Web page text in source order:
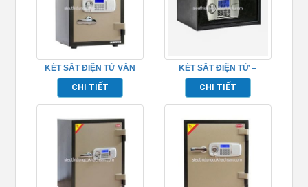
KÉT SẮT ĐIỆN TỬ VĂN
PHÒNG – TPCT52E
CHI TIẾT
KÉT SẮT ĐIỆN TỬ –
TP6920LT
CHI TIẾT